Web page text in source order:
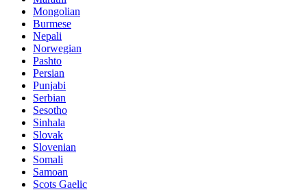
Mongolian
Burmese
Nepali
Norwegian
Pashto
Persian
Punjabi
Serbian
Sesotho
Sinhala
Slovak
Slovenian
Somali
Samoan
Scots Gaelic